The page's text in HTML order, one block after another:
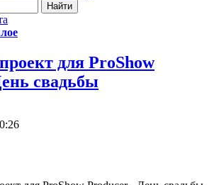
Найти
для ProShow
свадьбы